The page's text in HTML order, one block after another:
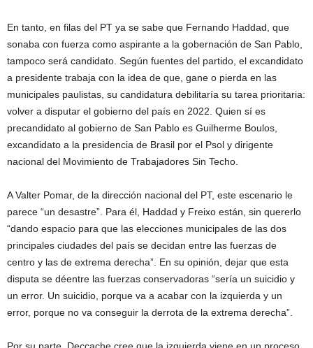
En tanto, en filas del PT ya se sabe que Fernando Haddad, que
sonaba con fuerza como aspirante a la gobernación de San Pablo,
tampoco será candidato. Según fuentes del partido, el excandidato
a presidente trabaja con la idea de que, gane o pierda en las
municipales paulistas, su candidatura debilitaría su tarea prioritaria:
volver a disputar el gobierno del país en 2022. Quien sí es
precandidato al gobierno de San Pablo es Guilherme Boulos,
excandidato a la presidencia de Brasil por el Psol y dirigente
nacional del Movimiento de Trabajadores Sin Techo.
A Valter Pomar, de la dirección nacional del PT, este escenario le
parece “un desastre”. Para él, Haddad y Freixo están, sin quererlo
“dando espacio para que las elecciones municipales de las dos
principales ciudades del país se decidan entre las fuerzas de
centro y las de extrema derecha”. En su opinión, dejar que esta
disputa se déentre las fuerzas conservadoras “sería un suicidio y
un error. Un suicidio, porque va a acabar con la izquierda y un
error, porque no va conseguir la derrota de la extrema derecha”.